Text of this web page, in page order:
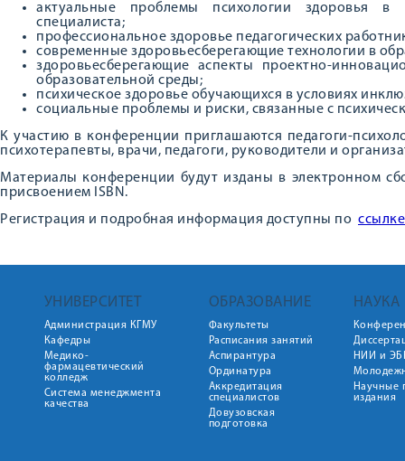
актуальные проблемы психологии здоровья в
специалиста;
профессиональное здоровье педагогических
современные здоровьесберегающие технологии в
здоровьесберегающие аспекты проектно-
образовательной среды;
психическое здоровье обучающихся в условиях
социальные проблемы и риски, связанные с
К участию в конференции приглашаются педагоги-
психотерапевты, врачи, педагоги, руководители и
Материалы конференции будут изданы в электронном
присвоением ISBN.
Регистрация и подробная информация доступны по ссылке
УНИВЕРСИТЕТ
Администрация КГМУ
Кафедры
Медико-
фармацевтический
колледж
Система менеджмента
качества
ОБРАЗОВАНИЕ
Факультеты
Расписания занятий
Аспирантура
Ординатура
Аккредитация
специалистов
Довузовская
подготовка
НАУКА
НИИ и
Научные
издания